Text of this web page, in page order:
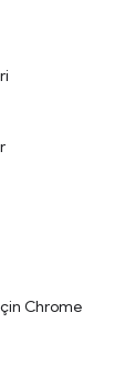
Chrome